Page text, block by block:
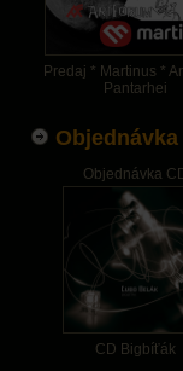
Predaj * Martinus *
Pantarhei
Objednávka
CD Bigbíťák